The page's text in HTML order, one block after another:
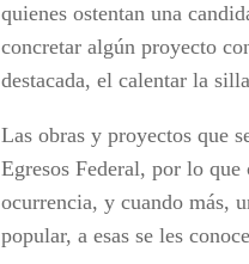
quienes ostentan una
concretar algún proyecto
destacada, el calentar la
Las obras y proyectos que
Egresos Federal, por lo
ocurrencia, y cuando más,
popular, a esas se les